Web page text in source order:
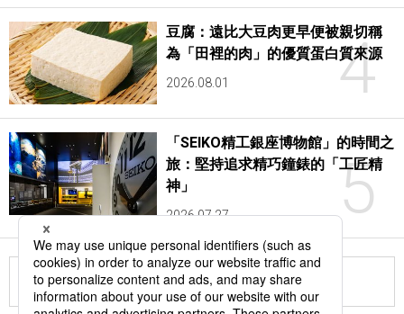
4
豆腐：遠比大豆肉更早便被親切稱
為「田裡的肉」的優質蛋白質來源
2026.08.01
5
「SEIKO精工銀座博物館」的時間之
旅：堅持追求精巧鐘錶的「工匠精
神」
2026.07.27
更多